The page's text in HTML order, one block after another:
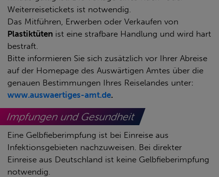
Weiterreisetickets ist notwendig.
Das Mitführen, Erwerben oder Verkaufen von
Plastiktüten ist eine strafbare Handlung und wird hart
bestraft.
Bitte informieren Sie sich zusätzlich vor Ihrer Abreise
auf der Homepage des Auswärtigen Amtes über die
genauen Bestimmungen Ihres Reiselandes unter:
www.auswaertiges-amt.de.
Impfungen und Gesundheit
Eine Gelbfieberimpfung ist bei Einreise aus
Infektionsgebieten nachzuweisen. Bei direkter
Einreise aus Deutschland ist keine Gelbfieberimpfung
notwendig.